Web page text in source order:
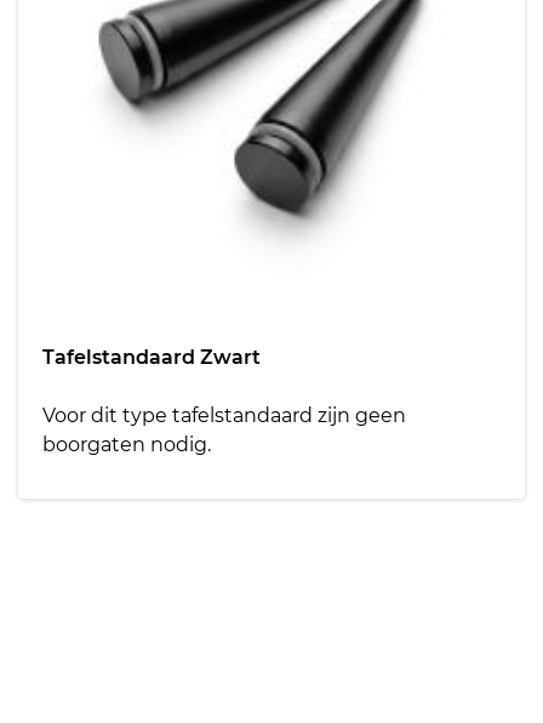
Tafelstandaard Zwart
Voor dit type tafelstandaard zijn geen
boorgaten nodig.